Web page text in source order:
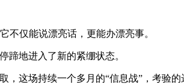
不仅能说漂亮话，更能办漂亮事。
蹄地进入了新的紧绷状态。
，这场持续一个多月的“信息战”，考验的